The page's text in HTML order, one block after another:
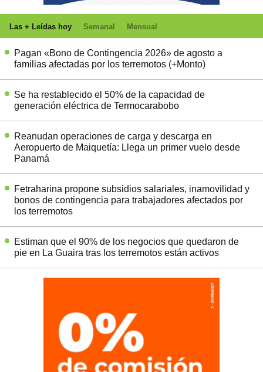
Las + Leídas hoy Semanal Mensual
Pagan «Bono de Contingencia 2026» de agosto a
familias afectadas por los terremotos (+Monto)
Se ha restablecido el 50% de la capacidad de
generación eléctrica de Termocarabobo
Reanudan operaciones de carga y descarga en
Aeropuerto de Maiquetía: Llega un primer vuelo desde
Panamá
Fetraharina propone subsidios salariales, inamovilidad y
bonos de contingencia para trabajadores afectados por
los terremotos
Estiman que el 90% de los negocios que quedaron de
pie en La Guaira tras los terremotos están activos